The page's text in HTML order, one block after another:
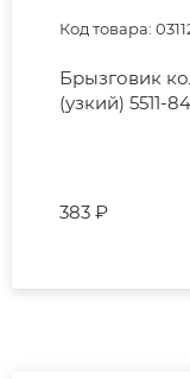
Код товара:
Брызговик
(узкий) 5511-
383 ₽